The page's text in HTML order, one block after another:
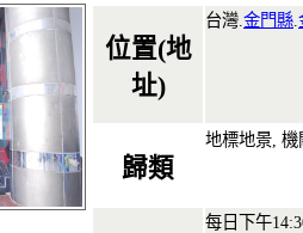
位置(地
址)
台灣. 金門縣
歸類
地標地景,
每日下午